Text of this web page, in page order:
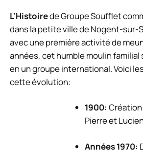
L’Histoirede Groupe Soufflet
dans la petite ville de Nogent-sur-
avec une première activité de
années, cet humble moulin familial
en un groupe international. Voici
cette évolution:
1900:
Pierre et
Années 1970: